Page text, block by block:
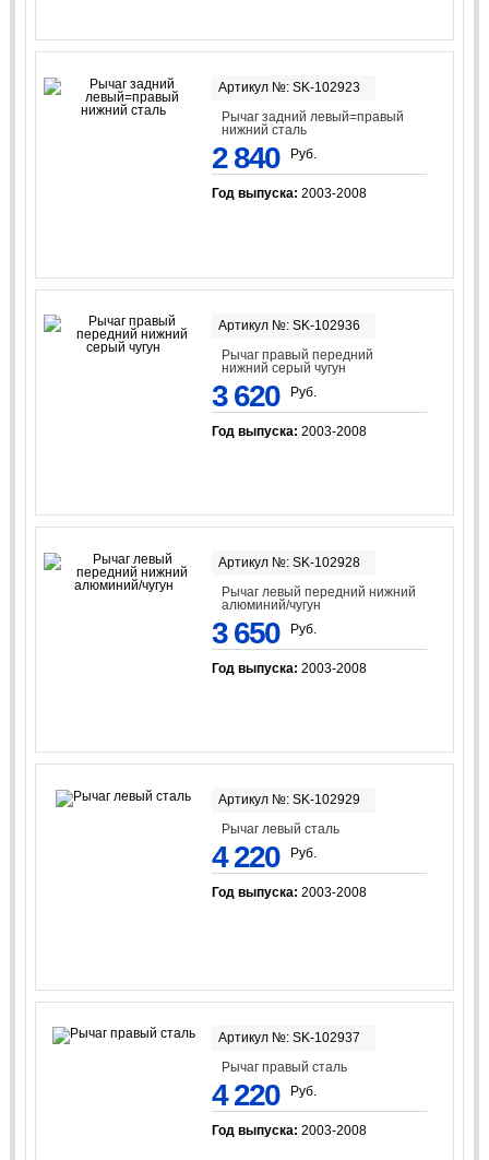
Артикул №: SK-102923
Рычаг задний левый=правый
нижний сталь
2 840 Руб.
Год выпуска: 2003-2008
Артикул №: SK-102936
Рычаг правый передний
нижний серый чугун
3 620 Руб.
Год выпуска: 2003-2008
Артикул №: SK-102928
Рычаг левый передний нижний
алюминий/чугун
3 650 Руб.
Год выпуска: 2003-2008
Артикул №: SK-102929
Рычаг левый сталь
4 220 Руб.
Год выпуска: 2003-2008
Артикул №: SK-102937
Рычаг правый сталь
4 220 Руб.
Год выпуска: 2003-2008